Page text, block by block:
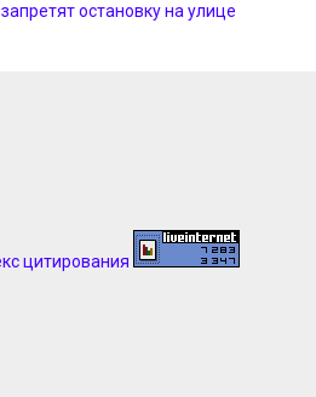
запретят остановку на улице
производственную инфраструктуру
и поздравляет строителей с